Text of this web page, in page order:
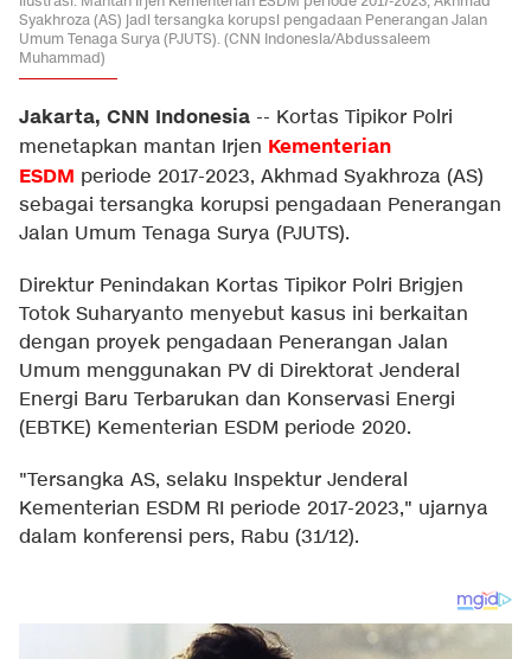
Syakhroza (AS) jadi tersangka korupsi pengadaan Penerangan Jalan
Umum Tenaga Surya (PJUTS). (CNN Indonesia/Abdussaleem
Muhammad)
Jakarta, CNN Indonesia -- Kortas Tipikor Polri
menetapkan mantan Irjen Kementerian
ESDM periode 2017-2023, Akhmad Syakhroza (AS)
sebagai tersangka korupsi pengadaan Penerangan
Jalan Umum Tenaga Surya (PJUTS).
Direktur Penindakan Kortas Tipikor Polri Brigjen
Totok Suharyanto menyebut kasus ini berkaitan
dengan proyek pengadaan Penerangan Jalan
Umum menggunakan PV di Direktorat Jenderal
Energi Baru Terbarukan dan Konservasi Energi
(EBTKE) Kementerian ESDM periode 2020.
"Tersangka AS, selaku Inspektur Jenderal
Kementerian ESDM RI periode 2017-2023," ujarnya
dalam konferensi pers, Rabu (31/12).